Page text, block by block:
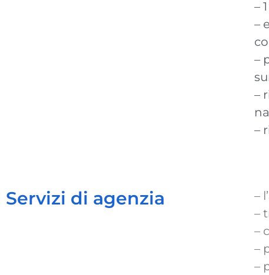
–
–
–
–
–
Servizi di agenzia
–
–
–
–
–